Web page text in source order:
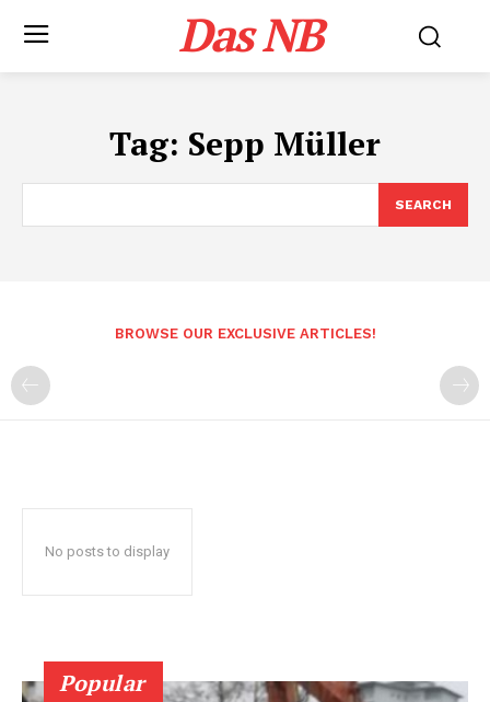
Das NB
Tag: Sepp Müller
SEARCH
BROWSE OUR EXCLUSIVE ARTICLES!
No posts to display
Popular